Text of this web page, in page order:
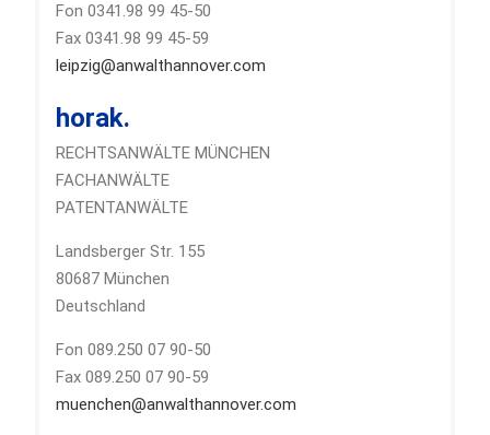
Fon 0341.98 99 45-50
Fax 0341.98 99 45-59
leipzig@anwalthannover.com
horak.
RECHTSANWÄLTE MÜNCHEN
FACHANWÄLTE
PATENTANWÄLTE
Landsberger Str. 155
80687 München
Deutschland
Fon 089.250 07 90-50
Fax 089.250 07 90-59
muenchen@anwalthannover.com